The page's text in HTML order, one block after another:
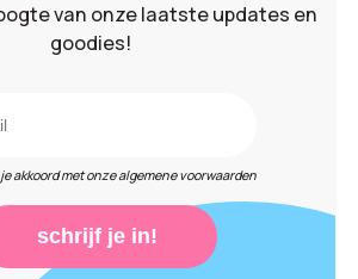
van onze laatste updates en
goodies!
akkoord met onze algemene voorwaarden
schrijf je in!